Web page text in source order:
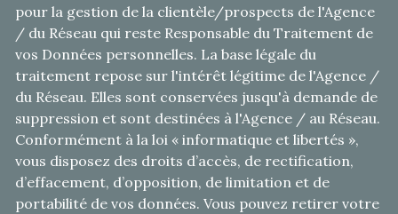
pour la gestion de la clientèle/prospects de l'Agence
/ du Réseau qui reste Responsable du Traitement de
vos Données personnelles. La base légale du
traitement repose sur l'intérêt légitime de l'Agence /
du Réseau. Elles sont conservées jusqu'à demande de
suppression et sont destinées à l'Agence / au Réseau.
Conformément à la loi « informatique et libertés »,
vous disposez des droits d’accès, de rectification,
d’effacement, d’opposition, de limitation et de
portabilité de vos données. Vous pouvez retirer votre